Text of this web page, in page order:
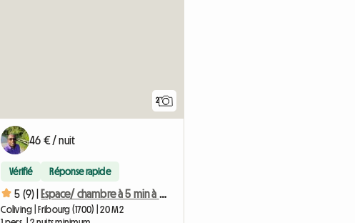
2
46 € / nuit
Vérifié Réponse rapide
5 (9) | Espace/ chambre à 5 min à pieds de la gare de Fribourg.
Coliving | Fribourg (1700) | 20 M2